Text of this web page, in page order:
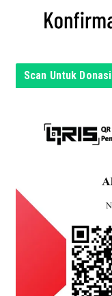
n
Scan Untuk Donasi